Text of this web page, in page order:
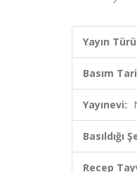
Yayın
Basım
Yayınevi:
Basıldığı
Recep